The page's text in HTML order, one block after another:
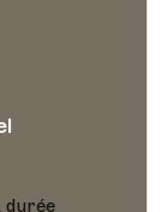
durée